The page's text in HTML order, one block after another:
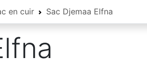
en cuir Sac Djemaa Elfna